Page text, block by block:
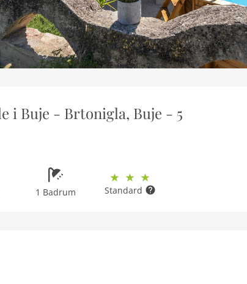
i Buje - Brtonigla, Buje - 5
1 Badrum Standard